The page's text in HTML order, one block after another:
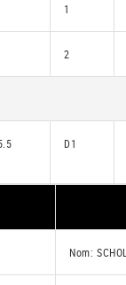
1
2
D1
Nom: